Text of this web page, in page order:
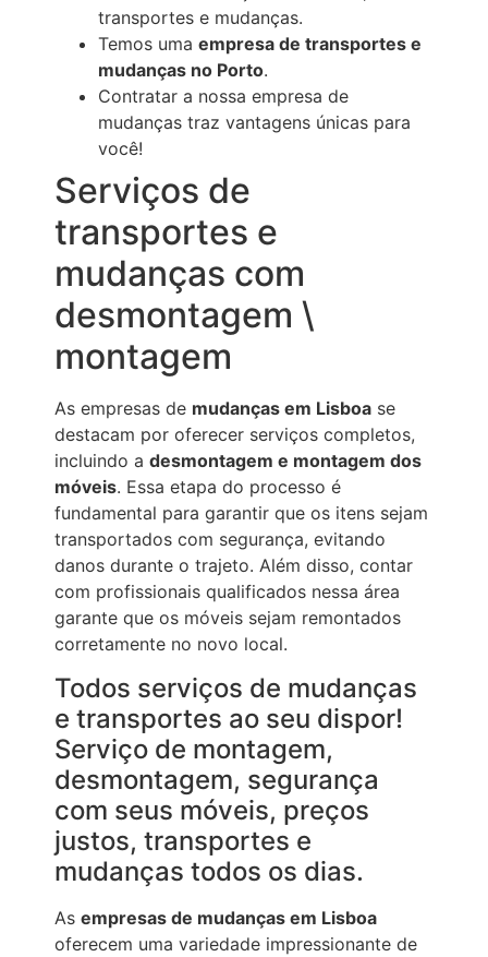
transportes e mudanças.
Temos uma empresa de transportes e
mudanças no Porto.
Contratar a nossa empresa de
mudanças traz vantagens únicas para
você!
Serviços de
transportes e
mudanças com
desmontagem \
montagem
As empresas de mudanças em Lisboa se
destacam por oferecer serviços completos,
incluindo a desmontagem e montagem dos
móveis. Essa etapa do processo é
fundamental para garantir que os itens sejam
transportados com segurança, evitando
danos durante o trajeto. Além disso, contar
com profissionais qualificados nessa área
garante que os móveis sejam remontados
corretamente no novo local.
Todos serviços de mudanças
e transportes ao seu dispor!
Serviço de montagem,
desmontagem, segurança
com seus móveis, preços
justos, transportes e
mudanças todos os dias.
As empresas de mudanças em Lisboa
oferecem uma variedade impressionante de